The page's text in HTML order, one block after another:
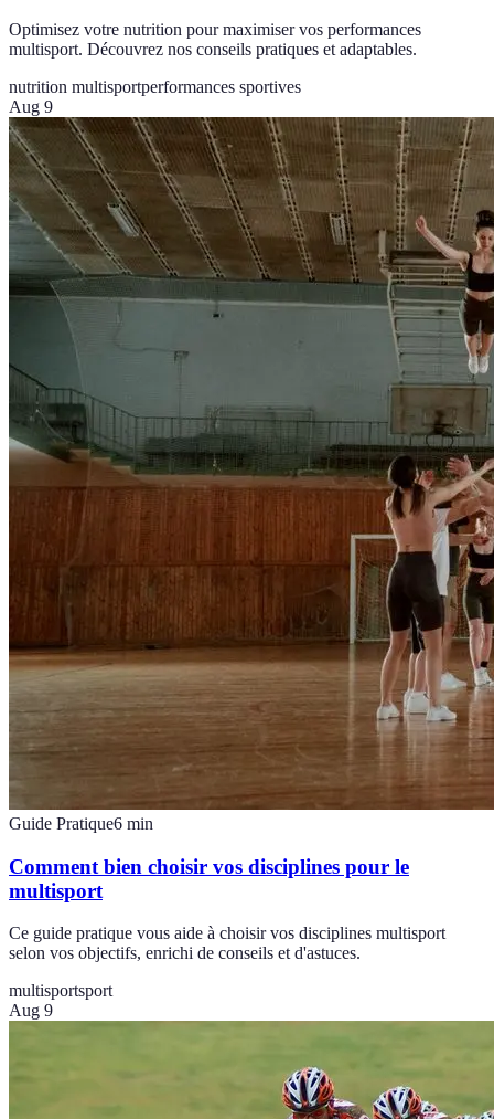
Optimisez votre nutrition pour maximiser vos performances
multisport. Découvrez nos conseils pratiques et adaptables.
nutrition multisportperformances sportives
Aug 9
Guide Pratique6 min
Comment bien choisir vos disciplines pour le
multisport
Ce guide pratique vous aide à choisir vos disciplines multisport
selon vos objectifs, enrichi de conseils et d'astuces.
multisportsport
Aug 9